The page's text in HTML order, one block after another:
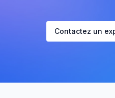
Contactez un